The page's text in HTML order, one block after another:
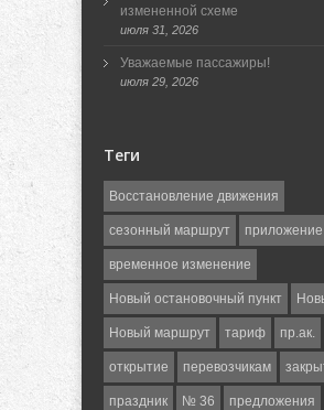
измененной схеме
июля 31, 2026
Уважаемые пассажиры!
июля 29, 2026
Теги
Восстановление движения
сезонный маршрут приложение
временное изменение
Новый остановочный пункт
Новый маршрут тариф пр.ак.
открытие перевозчикам
праздник № 36 предложения